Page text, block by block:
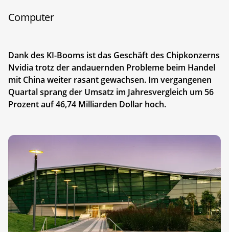
Computer
Dank des KI-Booms ist das Geschäft des Chipkonzerns
Nvidia trotz der andauernden Probleme beim Handel
mit China weiter rasant gewachsen. Im vergangenen
Quartal sprang der Umsatz im Jahresvergleich um 56
Prozent auf 46,74 Milliarden Dollar hoch.